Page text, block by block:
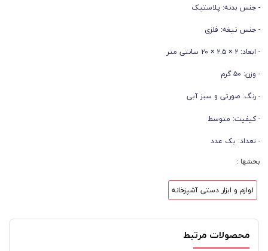
- جنس بدنه: پلاستیک
- جنس تیغه: فلزی
- ابعاد: ۲ × ۲.۵ × ۲۰ سانتی متر
- وزن: ۵۰ گرم
- رنگ: صورتی و سبز آبی
- کیفیت: متوسط
- تعداد: یک عدد
بخشها :
لوازم و ابزار دستی آشپزخانه
محصولات مرتبط